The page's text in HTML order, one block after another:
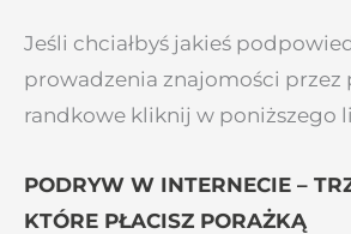
Jeśli chciałbyś jakieś
prowadzenia znajomości przez
randkowe kliknij w poniższego
PODRYW W INTERNECIE –
KTÓRE PŁACISZ PORAŻKĄ